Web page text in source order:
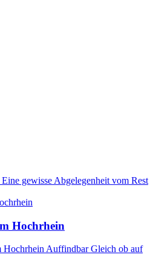
gewisse Abgelegenheit vom Rest
Hochrhein
Auffindbar Gleich ob auf